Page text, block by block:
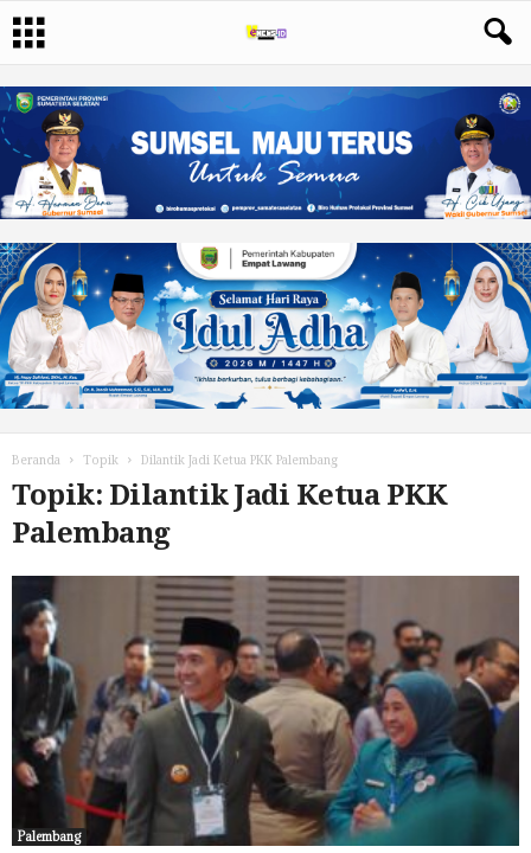
Beranda Topik Dilantik Jadi Ketua PKK Palembang
Topik: Dilantik Jadi Ketua PKK
Palembang
Palembang